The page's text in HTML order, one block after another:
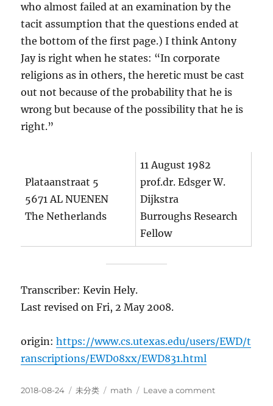
who almost failed at an examination by the
tacit assumption that the questions ended at
the bottom of the first page.) I think Antony
Jay is right when he states: “In corporate
religions as in others, the heretic must be cast
out not because of the probability that he is
wrong but because of the possibility that he is
right.”
Plataanstraat 5
5671 AL NUENEN
The Netherlands
11 August 1982
prof.dr. Edsger W.
Dijkstra
Burroughs Research
Fellow
Transcriber: Kevin Hely.
Last revised on Fri, 2 May 2008.
origin:https://www.cs.utexas.edu/users/EWD/t
ranscriptions/EWD08xx/EWD831.html
Posted
2018-08-24 Categories
未分类 Tags
math Leave a commenton